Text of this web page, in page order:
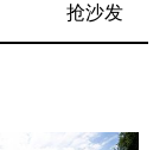
抢沙发